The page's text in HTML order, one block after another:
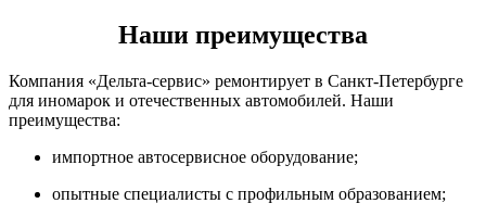
Наши преимущества
Компания «Дельта-сервис» ремонтирует в Санкт-Петербурге
для иномарок и отечественных автомобилей. Наши
преимущества:
импортное автосервисное оборудование;
опытные специалисты с профильным образованием;